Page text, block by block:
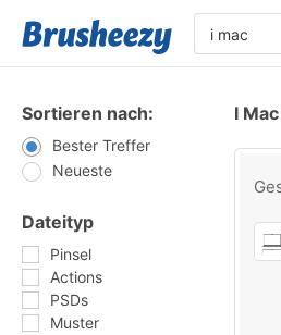
Sortieren nach:
Bester Treffer
Neueste
Dateityp
Pinsel
Actions
PSDs
Muster
I